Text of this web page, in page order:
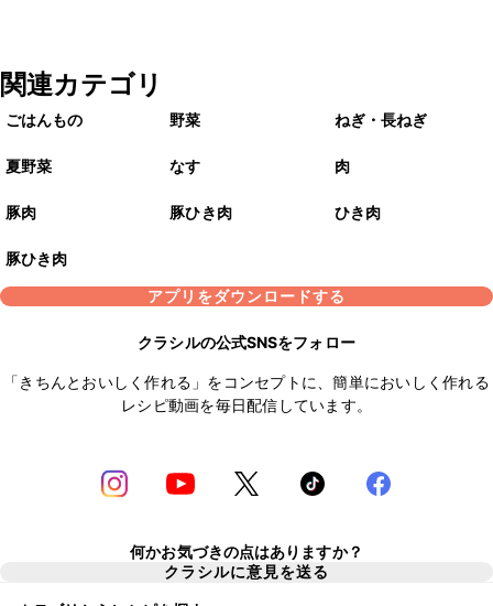
関連カテゴリ
ごはんもの 野菜 ねぎ・長ねぎ
夏野菜 なす 肉
豚肉 豚ひき肉 ひき肉
豚ひき肉
アプリをダウンロードする
クラシルの公式SNSをフォロー
「きちんとおいしく作れる」をコンセプトに、簡単においしく作れる
レシピ動画を毎日配信しています。
何かお気づきの点はありますか？
クラシルに意見を送る